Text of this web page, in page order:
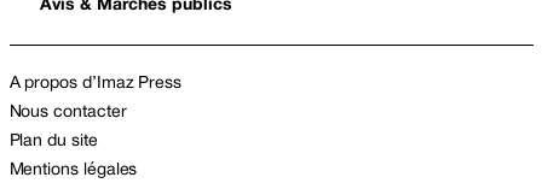
Avis & Marchés publics
A propos d’Imaz Press
Nous contacter
Plan du site
Mentions légales